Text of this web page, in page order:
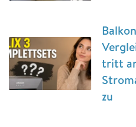
tritt
zu